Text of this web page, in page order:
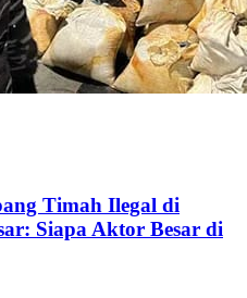
Timah Ilegal di
Siapa Aktor Besar di